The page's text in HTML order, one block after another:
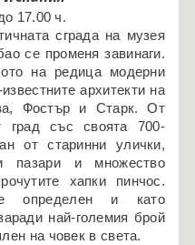
17.00 ч.
сграда на музея
се променя завинаги.
на редица модерни
архитекти на
Фостър и Старк. От
град със своята 700-
от старинни улички,
пазари и множество
хапки пинчос.
определен и като
най-големия брой
на човек в света.